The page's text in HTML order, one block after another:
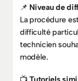
📌 Niveau de
La procédure
difficulté
technicien
modèle.